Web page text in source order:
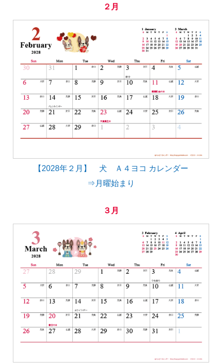
２月
【2028年２月】 犬 Ａ４ヨコ カレンダー
⇒月曜始まり
３月